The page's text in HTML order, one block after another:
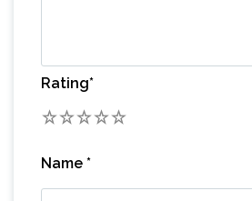
Rating*
5
4
3
2
Name *